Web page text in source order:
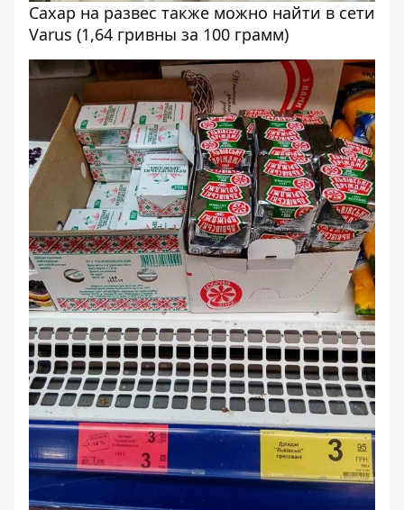
Сахар на развес также можно найти в сети
Varus (1,64 гривны за 100 грамм)